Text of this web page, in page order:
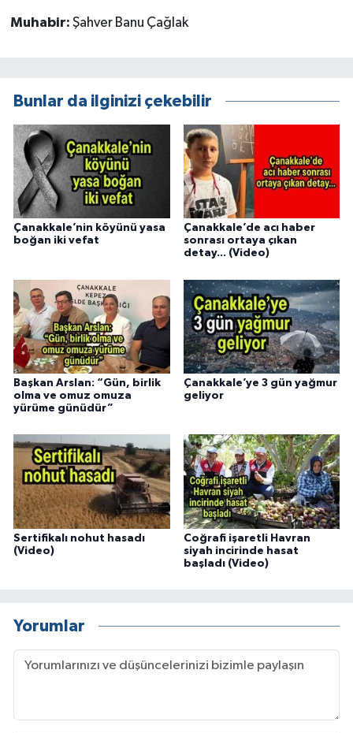
Muhabir: Şahver Banu Çağlak
Bunlar da ilginizi çekebilir
Çanakkale’nin köyünü yasa
boğan iki vefat
Çanakkale’de acı haber
sonrası ortaya çıkan
detay... (Video)
Başkan Arslan: “Gün, birlik
olma ve omuz omuza
yürüme günüdür”
Çanakkale’ye 3 gün yağmur
geliyor
Sertifikalı nohut hasadı
(Video)
Coğrafi işaretli Havran
siyah incirinde hasat
başladı (Video)
Yorumlar